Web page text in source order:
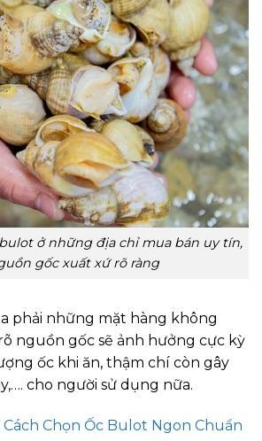
ở những địa chỉ mua bán uy tín,
gốc xuất xứ rõ ràng
phải những mặt hàng không
nguồn gốc sẽ ảnh hưởng cực kỳ
ốc khi ăn, thậm chí còn gây
cho người sử dụng nữa.
Cách Chọn Ốc Bulot Ngon Chuẩn